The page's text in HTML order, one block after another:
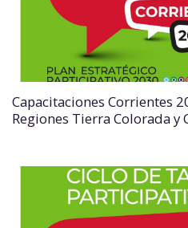
Capacitaciones Corrientes
Regiones Tierra Colorada y